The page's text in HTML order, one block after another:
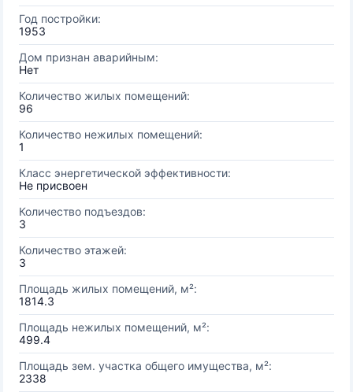
Год постройки:
1953
Дом признан аварийным:
Нет
Количество жилых помещений:
96
Количество нежилых помещений:
1
Класс энергетической эффективности:
Не присвоен
Количество подъездов:
3
Количество этажей:
3
Площадь жилых помещений, м²:
1814.3
Площадь нежилых помещений, м²:
499.4
Площадь зем. участка общего имущества, м²:
2338